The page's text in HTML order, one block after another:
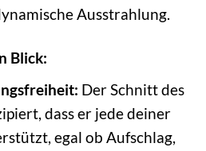
Ausstrahlung.
Blick:
Der Schnitt des
dass er jede deiner
egal ob Aufschlag,